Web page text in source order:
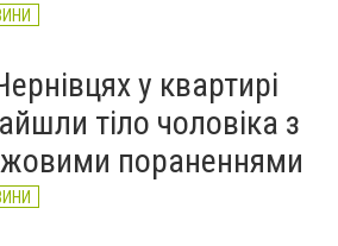
у квартирі
тіло чоловіка з
пораненнями